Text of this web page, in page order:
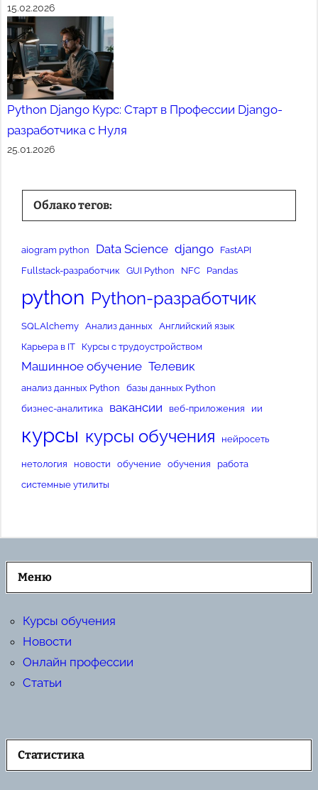
15.02.2026
Python Django Курс: Старт в Профессии Django-
разработчика с Нуля
25.01.2026
Облако тегов:
aiogram python Data Science django
FastAPI
Fullstack-разработчик
GUI Python NFC Pandas
python Python-разработчик
SQLAlchemy Анализ данных
Английский язык
Карьера в IT
Курсы с трудоустройством
Машинное обучение Телевик
анализ данных Python
базы данных Python
бизнес-аналитика
вакансии веб-приложения ии
курсы курсы обучения нейросеть
нетология новости обучение обучения
работа
системные утилиты
Меню
Курсы обучения
Новости
Онлайн профессии
Статьи
Статистика